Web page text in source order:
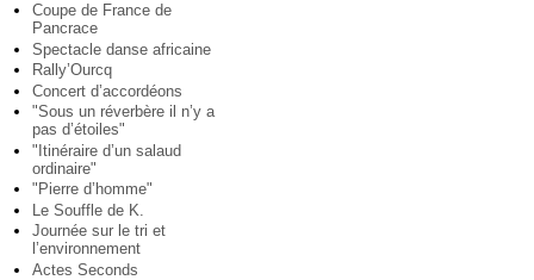
Coupe de France de
Pancrace
Spectacle danse africaine
Rally’Ourcq
Concert d’accordéons
"Sous un réverbère il n’y a
pas d’étoiles"
"Itinéraire d’un salaud
ordinaire"
"Pierre d’homme"
Le Souffle de K.
Journée sur le tri et
l’environnement
Actes Seconds